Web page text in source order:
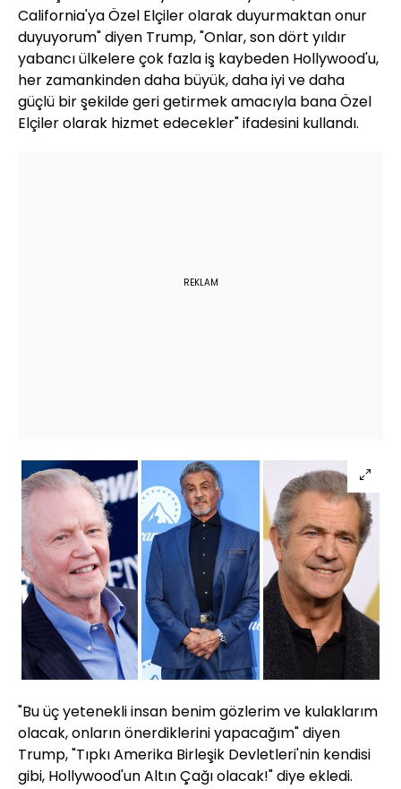
California'ya Özel Elçiler olarak duyurmaktan onur
duyuyorum" diyen Trump, "Onlar, son dört yıldır
yabancı ülkelere çok fazla iş kaybeden Hollywood'u,
her zamankinden daha büyük, daha iyi ve daha
güçlü bir şekilde geri getirmek amacıyla bana Özel
Elçiler olarak hizmet edecekler" ifadesini kullandı.
REKLAM
"Bu üç yetenekli insan benim gözlerim ve kulaklarım
olacak, onların önerdiklerini yapacağım" diyen
Trump, "Tıpkı Amerika Birleşik Devletleri'nin kendisi
gibi, Hollywood'un Altın Çağı olacak!" diye ekledi.